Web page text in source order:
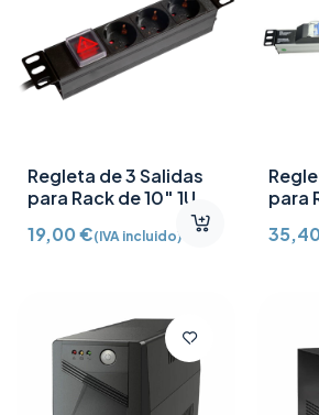
Regleta de 3 Salidas
para Rack de 10″ 1U
19,00€(IVA incluido)
para
35,40